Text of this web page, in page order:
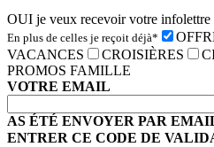
OUI je veux recevoir votre infolettre
En plus de celles je reçoit déjà*
VACANCES
CROISIÈRES
PROMOS FAMILLE
VOTRE EMAIL
AS ÉTÉ ENVOYER PAR
ENTRER CE CODE DE